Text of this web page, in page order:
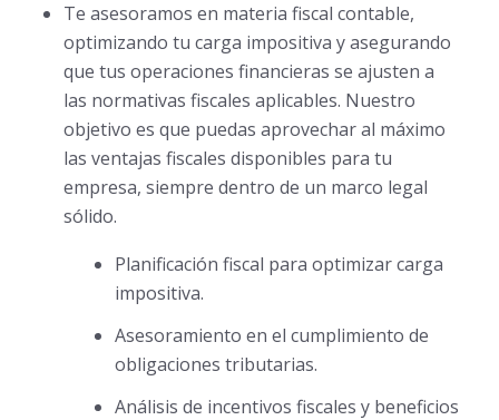
Te asesoramos en materia fiscal contable,
optimizando tu carga impositiva y asegurando
que tus operaciones financieras se ajusten a
las normativas fiscales aplicables. Nuestro
objetivo es que puedas aprovechar al máximo
las ventajas fiscales disponibles para tu
empresa, siempre dentro de un marco legal
sólido.
Planificación fiscal para optimizar carga
impositiva.
Asesoramiento en el cumplimiento de
obligaciones tributarias.
Análisis de incentivos fiscales y beneficios